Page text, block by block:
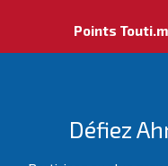
Points
Défiez